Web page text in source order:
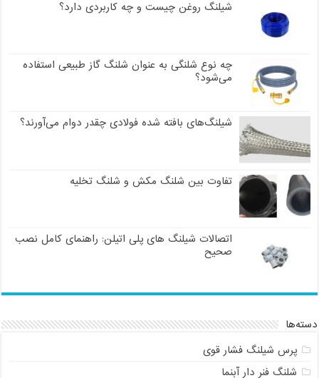
شیلنگ روغن چیست و چه کاربردی دارد؟
چه نوع شلنگی به عنوان شلنگ گاز طبیعی استفاده
می‌شود؟
شیلنگ‌های بافته شده فولادی چقدر دوام می‌آورند؟
تفاوت بین شلنگ مکش و شلنگ تخلیه
اتصالات شیلنگ های پلی اتیلن: راهنمای کامل نصب
صحیح
دسته‌ها
پرس شیلنگ فشار قوی
شلنگ فنر دار آبنما